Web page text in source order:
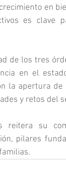
en
es clave
de los tres
en el
la apertura
y retos del
reitera su
pilares